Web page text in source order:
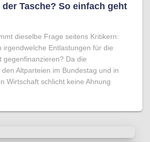
der Tasche? So einfach geht
dieselbe Frage seitens Kritikern:
irgendwelche Entlastungen für die
gegenfinanzieren? Da die
Altparteien im Bundestag und in
Wirtschaft schlicht keine Ahnung